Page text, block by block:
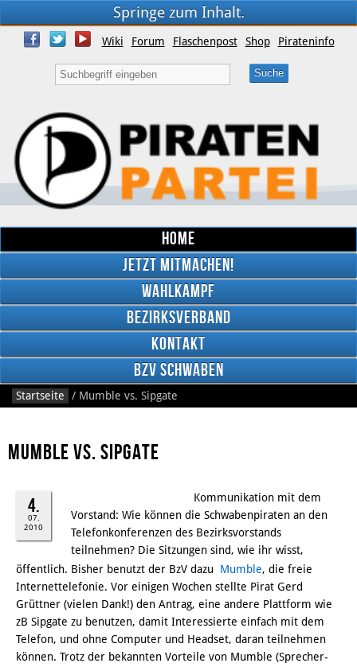
Springe zum Inhalt.
Wiki Forum Flaschenpost Shop Pirateninfo
Home
Jetzt mitmachen!
Wahlkampf
Bezirksverband
Kontakt
BzV Schwaben
Startseite / Mumble vs. Sipgate
Mumble vs. Sipgate
4.
07.
2010
Kommunikation mit dem
Vorstand: Wie können die Schwabenpiraten an den
Telefonkonferenzen des Bezirksvorstands
teilnehmen? Die Sitzungen sind, wie ihr wisst,
öffentlich. Bisher benutzt der BzV dazu
Mumble, die freie
Internettelefonie. Vor einigen Wochen stellte Pirat Gerd
Grüttner (vielen Dank!) den Antrag, eine andere Plattform wie
zB Sipgate zu benutzen, damit Interessierte einfach mit dem
Telefon, und ohne Computer und Headset, daran teilnehmen
können. Trotz der bekannten Vorteile von Mumble (Sprecher-